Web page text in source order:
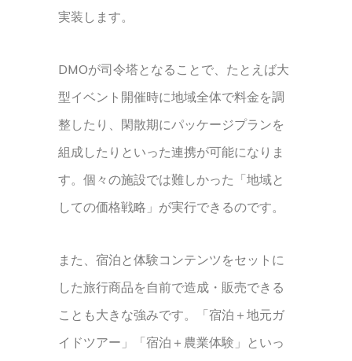
実装します。
DMOが司令塔となることで、たとえば大
型イベント開催時に地域全体で料金を調
整したり、閑散期にパッケージプランを
組成したりといった連携が可能になりま
す。個々の施設では難しかった「地域と
しての価格戦略」が実行できるのです。
また、宿泊と体験コンテンツをセットに
した旅行商品を自前で造成・販売できる
ことも大きな強みです。「宿泊＋地元ガ
イドツアー」「宿泊＋農業体験」といっ